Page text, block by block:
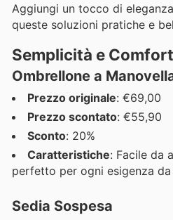
Aggiungi un tocco di
queste soluzioni pratiche e
Semplicità e Comfort
Ombrellone a
Prezzo originale: €69,00
Prezzo scontato: €55,90
Sconto: 20%
Caratteristiche: Facile da
perfetto per ogni esigenza
Sedia Sospesa